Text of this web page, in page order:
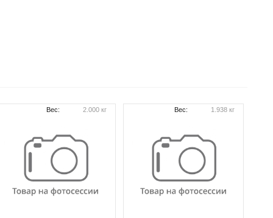
Вес: 2.000 кг Вес: 1.938 кг